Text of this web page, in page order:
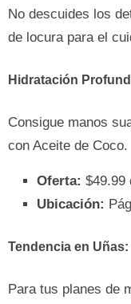
No descuides los
de locura para el
Hidratación
Consigue manos
con Aceite de Coco.
Oferta: $49.99
Ubicación:
Tendencia en
Para tus planes de